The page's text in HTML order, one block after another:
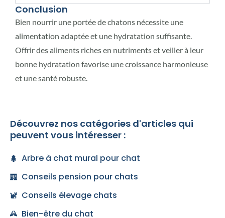
Conclusion
Bien nourrir une portée de chatons nécessite une
alimentation adaptée et une hydratation suffisante.
Offrir des aliments riches en nutriments et veiller à leur
bonne hydratation favorise une croissance harmonieuse
et une santé robuste.
Découvrez nos catégories d'articles qui
peuvent vous intéresser :
Arbre à chat mural pour chat
Conseils pension pour chats
Conseils élevage chats
Bien-être du chat